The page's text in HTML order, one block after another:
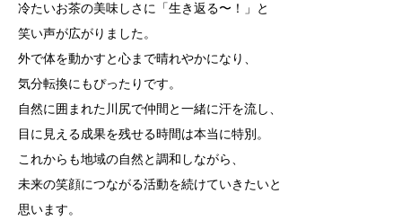
冷たいお茶の美味しさに「生き返る〜！」と
笑い声が広がりました。
外で体を動かすと心まで晴れやかになり、
気分転換にもぴったりです。
自然に囲まれた川尻で仲間と一緒に汗を流し、
目に見える成果を残せる時間は本当に特別。
これからも地域の自然と調和しながら、
未来の笑顔につながる活動を続けていきたいと
思います。